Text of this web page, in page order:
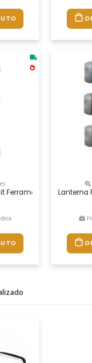
Ferramentas Produzida
Lanterna